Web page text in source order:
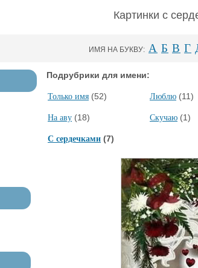
Картинки с
ИМЯ НА БУКВУ: А Б В Г
Подрубрики для имени:
Только имя (52) Люблю (11)
На аву (18) Скучаю (1)
С сердечками (7)